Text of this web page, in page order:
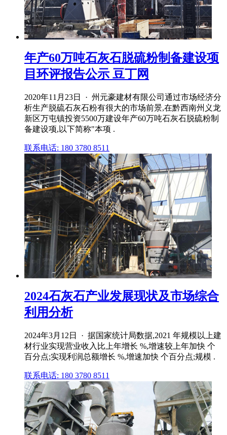
年产60万吨石灰石脱硫粉制备建设项
目环评报告公示 豆丁网
2020年11月23日 · 州元豪建材有限公司通过市场经济分
析生产脱硫石灰石粉有很大的市场前景,在黔西南州义龙
新区万屯镇投资5500万建设年产60万吨石灰石脱硫粉制
备建设项,以下简称"本项 .
联系电话: 180 3780 8511
2024石灰石产业发展现状及市场综合
利用分析
2024年3月12日 · 据国家统计局数据,2021 年规模以上建
材行业实现营业收入比上年增长 %,增速较上年加快 个
百分点;实现利润总额增长 %,增速加快 个百分点;规模 .
联系电话: 180 3780 8511